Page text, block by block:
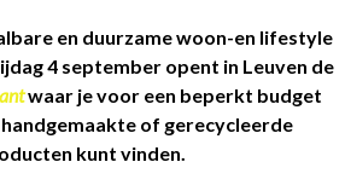
en duurzame woon-en lifestyle
4 september opent in Leuven de
waar je voor een beperkt budget
of gerecycleerde
kunt vinden.